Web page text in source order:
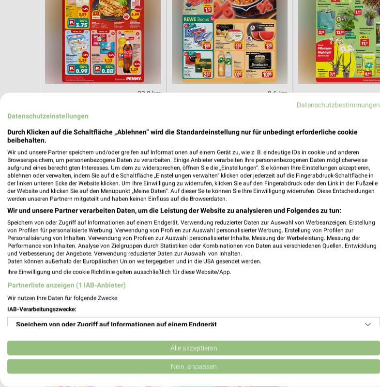
23,8 km
Gültig bis Sa. 08.08.
9,6 km
Angebote ab 03.08.
Action
Angebote ab 05.08.
Gültig bis Di. 11.08.
NORMA
Gültig ab Fr. 14.08.
Möbel Boss
NORMA Globus
Datenschutzbestimmungen
Datenschutzeinstellungen
Durch Klicken auf die Schaltfläche „Ablehnen“ wird die Standardeinstellung nur für unbedingt erforderliche cookie
beibehalten.
Wir und unsere Partner speichern und/oder greifen auf Informationen auf einem Gerät zu, wie z. B. eindeutige IDs in cookie und anderen
Browserspeichern, um personenbezogene Daten zu verarbeiten. Einige Anbieter verarbeiten Ihre personenbezogenen Daten möglicherweise
aufgrund eines berechtigten Interesses. Um dem zu widersprechen, öffnen Sie die „Einstellungen“. Sie können Ihre Einstellungen akzeptieren,
ablehnen oder verwalten, indem Sie auf die Schaltfläche „Einstellungen verwalten“ klicken oder jederzeit auf die Fingerabdruck-Schaltfläche in
der linken unteren Ecke der Website klicken. Um Ihre Einwilligung zu widerrufen, klicken Sie auf den Fingerabdruck oder den Link in der Fußzeile
der Website und klicken Sie auf den Menüpunkt „Meine Daten“. Auf dieser Seite können Sie Ihre Einwilligung widerrufen. Diese Entscheidungen
werden unseren Partnern mitgeteilt und haben keinen Einfluss auf die Browserdaten.
Wir und unsere Partner verarbeiten Daten, um die Leistung der Website zu analysieren und Folgendes zu tun:
Speichern von oder Zugriff auf Informationen auf einem Endgerät. Verwendung reduzierter Daten zur Auswahl von Werbeanzeigen. Erstellung
von Profilen für personalisierte Werbung. Verwendung von Profilen zur Auswahl personalisierter Werbung. Erstellung von Profilen zur
Personalisierung von Inhalten. Verwendung von Profilen zur Auswahl personalisierter Inhalte. Messung der Werbeleistung. Messung der
Performance von Inhalten. Analyse von Zielgruppen durch Statistiken oder Kombinationen von Daten aus verschiedenen Quellen. Entwicklung
und Verbesserung der Angebote. Verwendung reduzierter Daten zur Auswahl von Inhalten.
Daten können außerhalb der Europäischen Union weitergegeben und in die USA gesendet werden.
Ihre Einwilligung und die cookie Richtlinie gelten ausschließlich für diese Website/App.
Partnerliste anzeigen (1 IAB-Anbieter)
Wir nutzen Ihre Daten für folgende Zwecke:
IAB-Verarbeitungszwecke:
Speichern von oder Zugriff auf Informationen auf einem Endgerät
Verwendung reduzierter Daten zur Auswahl von Werbeanzeigen
Erstellung von Profilen für personalisierte Werbung
Alle akzeptieren
Nein, anpassen